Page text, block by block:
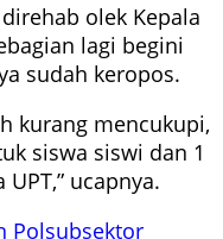
olek Kepala
lagi begini
sudah keropos.
kurang mencukupi,
siswa siswi dan 1
ucapnya.
Polsubsektor